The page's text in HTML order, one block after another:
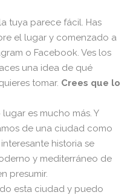
tuya parece fácil. Has
el lugar y comenzado a
o Facebook. Ves los
una idea de qué
tomar. Crees que lo
es mucho más. Y
de una ciudad como
historia se
y mediterráneo de
presumir.
esta ciudad y puedo